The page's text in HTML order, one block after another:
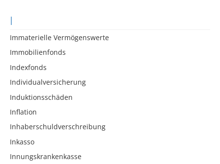
I
Immaterielle Vermögenswerte
Immobilienfonds
Indexfonds
Individualversicherung
Induktionsschäden
Inflation
Inhaberschuldverschreibung
Inkasso
Innungskrankenkasse